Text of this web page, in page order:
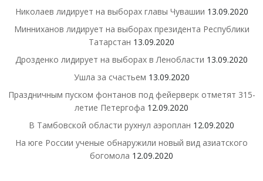
Николаев лидирует на выборах главы Чувашии 13.09.2020
Минниханов лидирует на выборах президента Республики
Татарстан 13.09.2020
Дрозденко лидирует на выборах в Ленобласти 13.09.2020
Ушла за счастьем 13.09.2020
Праздничным пуском фонтанов под фейерверк отметят 315-
летие Петергофа 12.09.2020
В Тамбовской области рухнул аэроплан 12.09.2020
На юге России ученые обнаружили новый вид азиатского
богомола 12.09.2020